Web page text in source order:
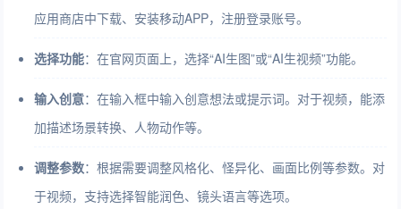
应用商店中下载、安装移动APP，注册登录账号。
选择功能：在官网页面上，选择“AI生图”或“AI生视频”功能。
输入创意：在输入框中输入创意想法或提示词。对于视频，能添
加描述场景转换、人物动作等。
调整参数：根据需要调整风格化、怪异化、画面比例等参数。对
于视频，支持选择智能润色、镜头语言等选项。